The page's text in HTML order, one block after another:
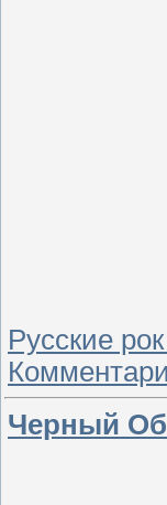
Русские
Черный